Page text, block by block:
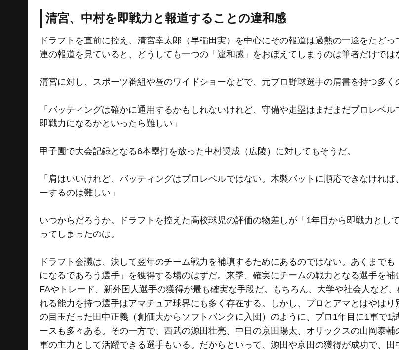
清宮、中村を即戦力と報道することの違和感
ドラフトを直前に控え、清宮幸太郎（早稲田実）を中心にその報道は過熱の一途をたど
連の報道を見ていると、どうしても一つの「違和感」をおぼえてしまうのは筆者だけでは
清宮に対し、スポーツ番組や昼のワイドショーなどで、元プロ野球選手の肩書を持つ多く
「バッティングは確かに通用するかもしれないけれど、守備や走塁はまだまだプロレベル
即戦力になるかといったら難しい」
甲子園で大会記録となる6本塁打を放った中村奨成（広陵）に対してもそうだ。
「肩はいいけれど、バッティングはプロレベルではない。木製バットに順応できなければ
ーするのは難しい」
いつからだろうか。ドラフトを控えた高校球児の評価の物差しが「1年目から即戦力とし
ってしまったのは。
ドラフト会議は、決して翌年のチーム戦力を補填するためにあるのではない。あくまでも
になるであろう選手」を獲得する場のはずだ。来季、確実にチームの戦力となる選手を補
FAやトレード、新外国人選手の獲得が最も確実な手段だ。もちろん、大学や社会人など
れる能力を持つ選手はアマチュア球界にも多く存在する。しかし、プロとアマとはやはり
の目玉だった田中正義（創価大からソフトバンクに入団）のように、プロ1年目に1軍で1
ースも多々ある。その一方で、西武の源田壮亮、中日の京田陽太、オリックスの山岡泰輔
軍の主力として活躍できる選手もいる。だからといって、源田や京田の獲得が成功で、田